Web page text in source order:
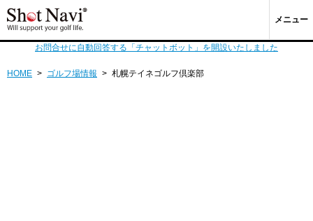
メニュー
お問合せに自動回答する「チャットボット」を開設いたしました
HOME > ゴルフ場情報 > 札幌テイネゴルフ倶楽部